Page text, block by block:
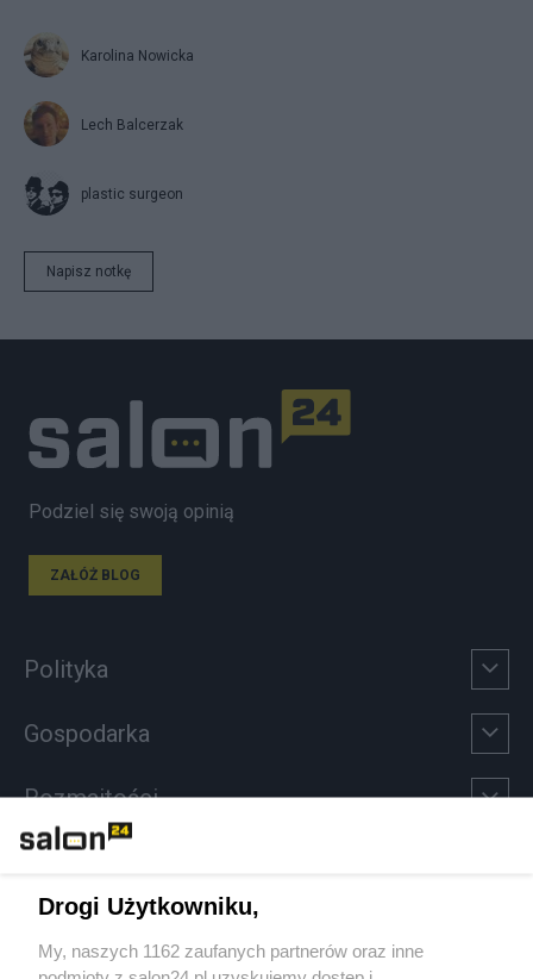
Karolina Nowicka
Lech Balcerzak
plastic surgeon
Napisz notkę
Podziel się swoją opinią
ZAŁÓŻ BLOG
Polityka
Gospodarka
Rozmaitości
Sport
Drogi Użytkowniku,
My, naszych 1162 zaufanych partnerów oraz inne